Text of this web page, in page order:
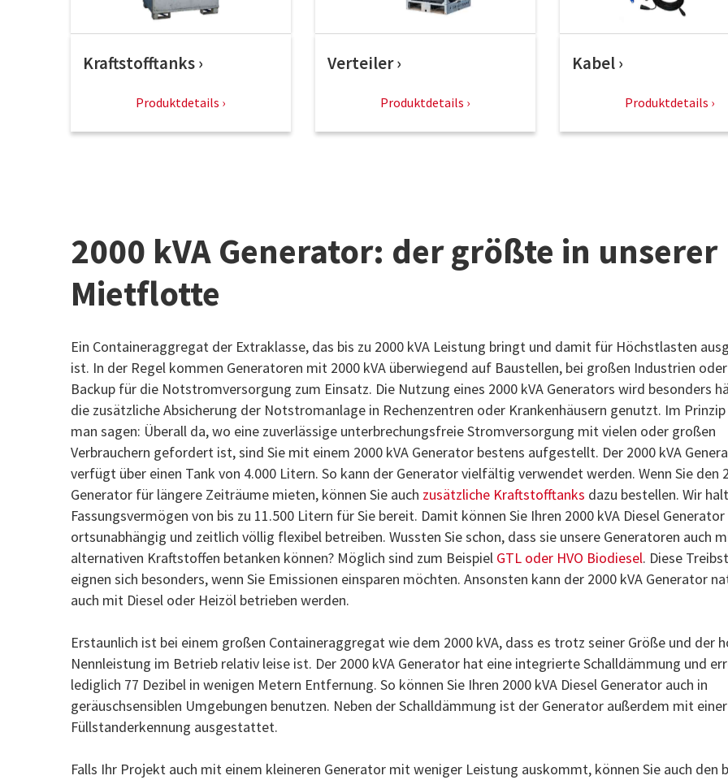
Kraftstofftanks
Produktdetails
Verteiler
Produktdetails
Kabel
Produktdetails
2000 kVA Generator: der größte in unserer
Mietflotte
Ein Containeraggregat der Extraklasse, das bis zu 2000 kVA Leistung bringt und damit für Höchstlasten
ist. In der Regel kommen Generatoren mit 2000 kVA überwiegend auf Baustellen, bei großen Industrien
Backup für die Notstromversorgung zum Einsatz. Die Nutzung eines 2000 kVA Generators wird besonders
die zusätzliche Absicherung der Notstromanlage in Rechenzentren oder Krankenhäusern genutzt. Im Prinzip
man sagen: Überall da, wo eine zuverlässige unterbrechungsfreie Stromversorgung mit vielen oder großen
Verbrauchern gefordert ist, sind Sie mit einem 2000 kVA Generator bestens aufgestellt. Der 2000 kVA
verfügt über einen Tank von 4.000 Litern. So kann der Generator vielfältig verwendet werden. Wenn Sie den
Generator für längere Zeiträume mieten, können Sie auch zusätzliche Kraftstofftanks dazu bestellen. Wir
Fassungsvermögen von bis zu 11.500 Litern für Sie bereit. Damit können Sie Ihren 2000 kVA Diesel Generator
ortsunabhängig und zeitlich völlig flexibel betreiben. Wussten Sie schon, dass sie unsere Generatoren auch
alternativen Kraftstoffen betanken können? Möglich sind zum Beispiel GTL oder HVO Biodiesel. Diese
eignen sich besonders, wenn Sie Emissionen einsparen möchten. Ansonsten kann der 2000 kVA Generator
auch mit Diesel oder Heizöl betrieben werden.
Erstaunlich ist bei einem großen Containeraggregat wie dem 2000 kVA, dass es trotz seiner Größe und der
Nennleistung im Betrieb relativ leise ist. Der 2000 kVA Generator hat eine integrierte Schalldämmung und
lediglich 77 Dezibel in wenigen Metern Entfernung. So können Sie Ihren 2000 kVA Diesel Generator auch in
geräuschsensiblen Umgebungen benutzen. Neben der Schalldämmung ist der Generator außerdem mit einer
Füllstanderkennung ausgestattet.
Falls Ihr Projekt auch mit einem kleineren Generator mit weniger Leistung auskommt, können Sie auch den